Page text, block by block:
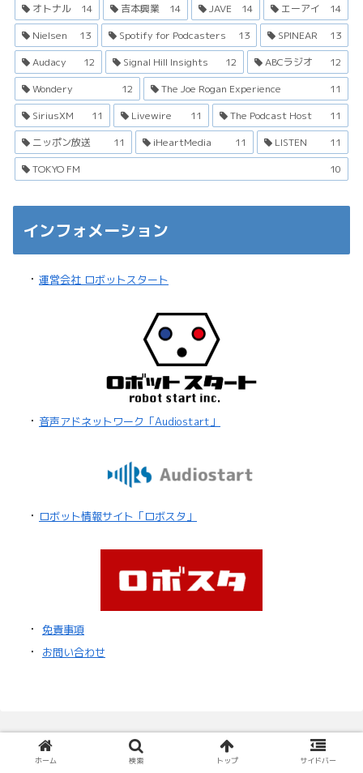
オトナル
14 吉本興業 14 JAVE 14 エーアイ
14
Nielsen
13 Spotify for Podcasters 13 SPINEAR
13
Audacy
12 Signal Hill Insights 12 ABCラジオ
12
Wondery
12 The Joe Rogan Experience
11
SiriusXM
11 Livewire 11 The Podcast Host
11
ニッポン放送
11 iHeartMedia 11 LISTEN
11
TOKYO FM
10
インフォメーション
・ 運営会社 ロボットスタート
・ 音声アドネットワーク「Audiostart」
・ ロボット情報サイト「ロボスタ」
・ 免責事項
・ お問い合わせ
ホーム 検索 トップ サイドバー